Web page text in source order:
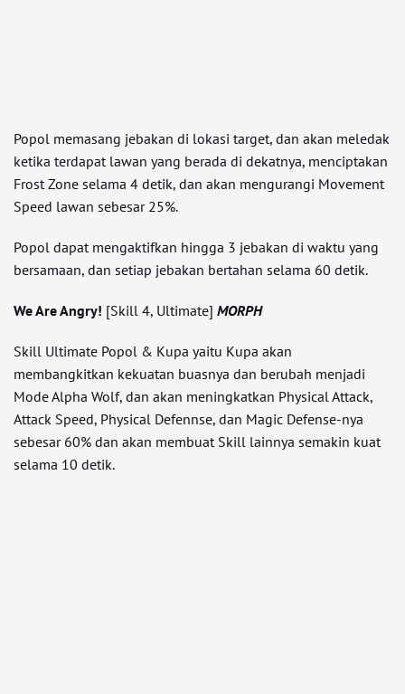
Popol memasang jebakan di lokasi target, dan akan meledak
ketika terdapat lawan yang berada di dekatnya, menciptakan
Frost Zone selama 4 detik, dan akan mengurangi Movement
Speed lawan sebesar 25%.
Popol dapat mengaktifkan hingga 3 jebakan di waktu yang
bersamaan, dan setiap jebakan bertahan selama 60 detik.
We Are Angry! [Skill 4, Ultimate] MORPH
Skill Ultimate Popol & Kupa yaitu Kupa akan
membangkitkan kekuatan buasnya dan berubah menjadi
Mode Alpha Wolf, dan akan meningkatkan Physical Attack,
Attack Speed, Physical Defennse, dan Magic Defense-nya
sebesar 60% dan akan membuat Skill lainnya semakin kuat
selama 10 detik.